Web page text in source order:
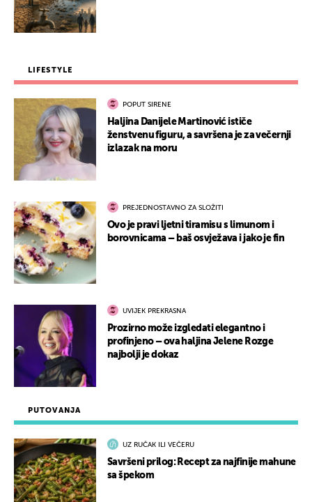
PUTOVANJA
UZ RUČAK ILI VEČERU
Savršeni prilog: Recept za najfinije mahune
sa špekom
LIFESTYLE
POPUT SIRENE
Haljina Danijele Martinović ističe
ženstvenu figuru, a savršena je za večernji
izlazak na moru
PREJEDNOSTAVNO ZA SLOŽITI
Ovo je pravi ljetni tiramisu s limunom i
borovnicama – baš osvježava i jako je fin
UVIJEK PREKRASNA
Prozirno može izgledati elegantno i
profinjeno – ova haljina Jelene Rozge
najbolji je dokaz